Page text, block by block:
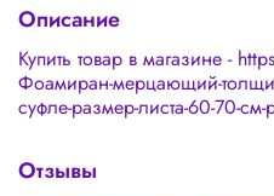
Описание
Купить товар в магазине -
Фоамиран-мерцающий-
суфле-размер-листа-60-70-
Отзывы